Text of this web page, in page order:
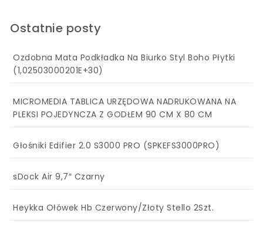
Ostatnie posty
Ozdobna Mata Podkładka Na Biurko Styl Boho Płytki
(1,02503000201E+30)
MICROMEDIA TABLICA URZĘDOWA NADRUKOWANA NA
PLEKSI POJEDYNCZA Z GODŁEM 90 CM X 80 CM
Głośniki Edifier 2.0 S3000 PRO (SPKEFS3000PRO)
sDock Air 9,7″ Czarny
Heykka Ołówek Hb Czerwony/Złoty Stello 2Szt.